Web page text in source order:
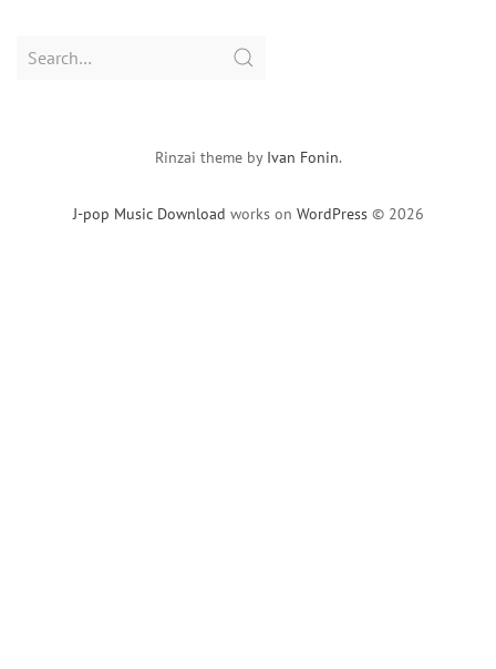
Search
J-pop Music Download works on WordPress © 2026
Rinzai theme by Ivan Fonin.